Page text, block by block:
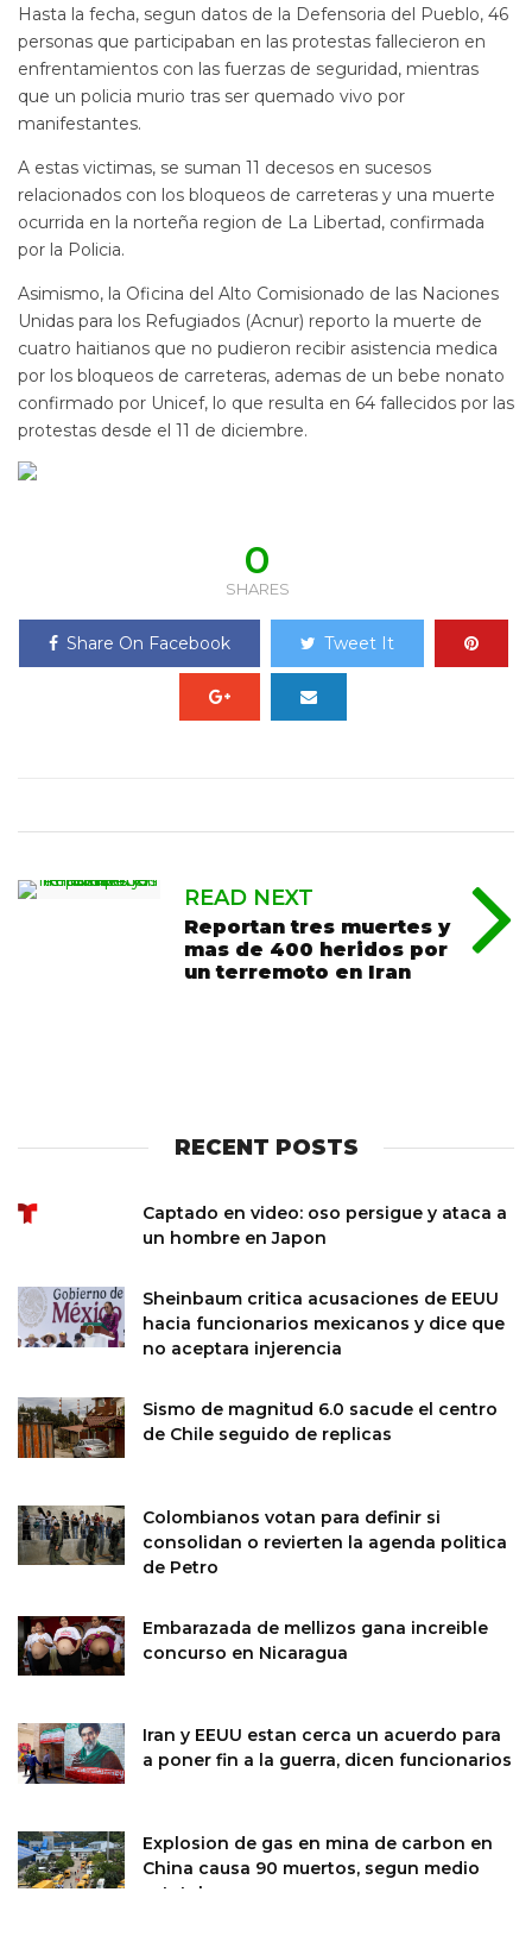
Hasta la fecha, segun datos de la Defensoria del Pueblo, 46
personas que participaban en las protestas fallecieron en
enfrentamientos con las fuerzas de seguridad, mientras
que un policia murio tras ser quemado vivo por
manifestantes.
A estas victimas, se suman 11 decesos en sucesos
relacionados con los bloqueos de carreteras y una muerte
ocurrida en la norteña region de La Libertad, confirmada
por la Policia.
Asimismo, la Oficina del Alto Comisionado de las Naciones
Unidas para los Refugiados (Acnur) reporto la muerte de
cuatro haitianos que no pudieron recibir asistencia medica
por los bloqueos de carreteras, ademas de un bebe nonato
confirmado por Unicef, lo que resulta en 64 fallecidos por las
protestas desde el 11 de diciembre.
0
SHARES
Share On Facebook Tweet It
READ NEXT
Reportan tres muertes y
mas de 400 heridos por
un terremoto en Iran
RECENT POSTS
Captado en video: oso persigue y ataca a
un hombre en Japon
Sheinbaum critica acusaciones de EEUU
hacia funcionarios mexicanos y dice que
no aceptara injerencia
Sismo de magnitud 6.0 sacude el centro
de Chile seguido de replicas
Colombianos votan para definir si
consolidan o revierten la agenda politica
de Petro
Embarazada de mellizos gana increible
concurso en Nicaragua
Iran y EEUU estan cerca un acuerdo para
a poner fin a la guerra, dicen funcionarios
Explosion de gas en mina de carbon en
China causa 90 muertos, segun medio
estatal